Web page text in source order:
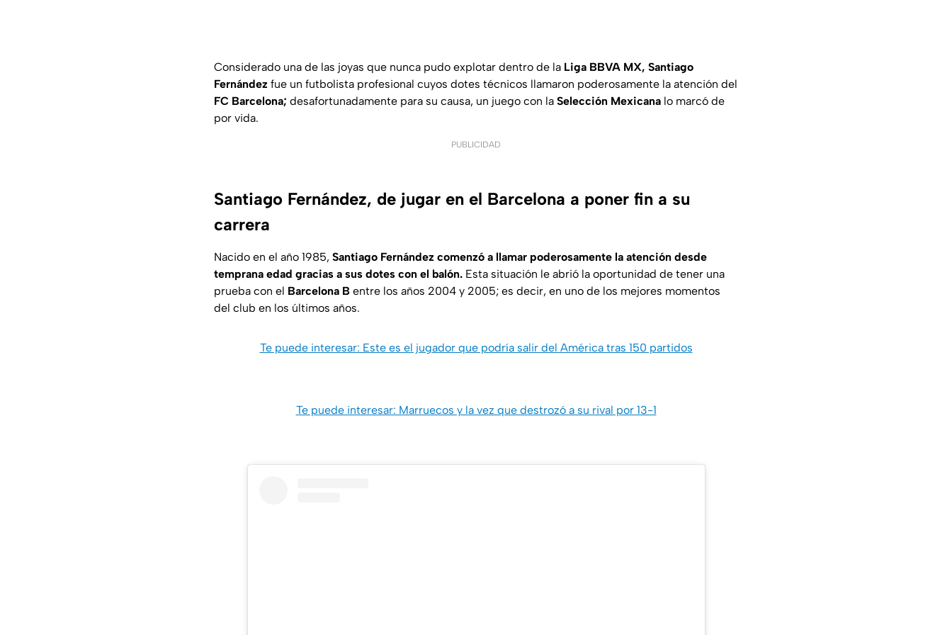
Considerado una de las joyas que nunca pudo explotar dentro de la Liga BBVA MX, Santiago
Fernández fue un futbolista profesional cuyos dotes técnicos llamaron poderosamente la atención del
FC Barcelona; desafortunadamente para su causa, un juego con la Selección Mexicana lo marcó de
por vida.
PUBLICIDAD
Santiago Fernández, de jugar en el Barcelona a poner fin a su
carrera
Nacido en el año 1985, Santiago Fernández comenzó a llamar poderosamente la atención desde
temprana edad gracias a sus dotes con el balón. Esta situación le abrió la oportunidad de tener una
prueba con el Barcelona B entre los años 2004 y 2005; es decir, en uno de los mejores momentos
del club en los últimos años.
Te puede interesar: Este es el jugador que podría salir del América tras 150 partidos
Te puede interesar: Marruecos y la vez que destrozó a su rival por 13-1